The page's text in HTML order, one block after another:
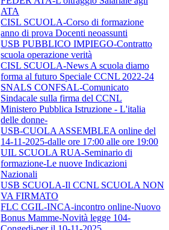
ATA
CISL SCUOLA-Corso di formazione
anno di prova Docenti neoassunti
USB PUBBLICO IMPIEGO-Contratto
scuola operazione verità
CISL SCUOLA-News A scuola diamo
forma al futuro Speciale CCNL 2022-24
SNALS CONFSAL-Comunicato
Sindacale sulla firma del CCNL
Ministero Pubblica Istruzione - L'italia
delle donne-
USB-CUOLA ASSEMBLEA online del
14-11-2025-dalle ore 17:00 alle ore 19:00
UIL SCUOLA RUA-Seminario di
formazione-Le nuove Indicazioni
Nazionali
USB SCUOLA-Il CCNL SCUOLA NON
VA FIRMATO
FLC CGIL-INCA-incontro online-Nuovo
Bonus Mamme-Novità legge 104-